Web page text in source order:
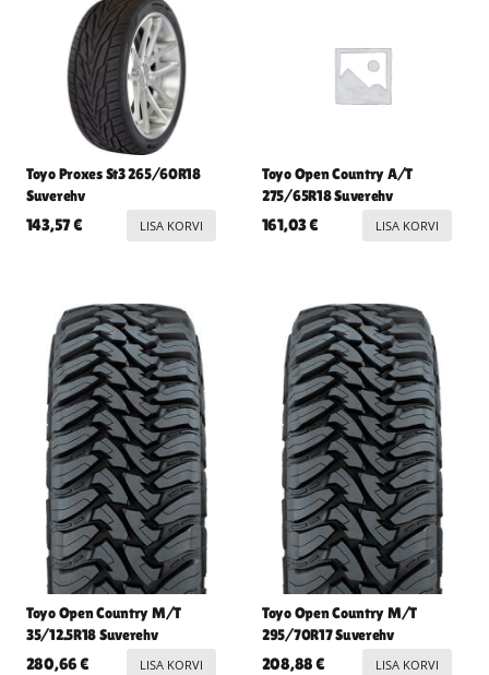
Toyo Proxes St3 265/60R18
Suverehv
143,57€ LISA KORVI
Toyo Open Country A/T
275/65R18 Suverehv
161,03€ LISA KORVI
Toyo Open Country M/T
35/12.5R18 Suverehv
280,66€ LISA KORVI
Toyo Open Country M/T
295/70R17 Suverehv
208,88€ LISA KORVI